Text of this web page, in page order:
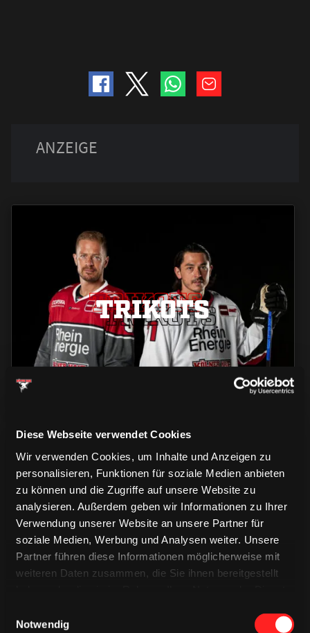
Diese Webseite verwendet Cookies
Wir verwenden Cookies, um Inhalte und Anzeigen zu
personalisieren, Funktionen für soziale Medien anbieten
zu können und die Zugriffe auf unsere Website zu
analysieren. Außerdem geben wir Informationen zu Ihrer
Verwendung unserer Website an unsere Partner für
soziale Medien, Werbung und Analysen weiter. Unsere
Partner führen diese Informationen möglicherweise mit
weiteren Daten zusammen, die Sie ihnen bereitgestellt
Notwendig
TRIKOTS
TRIKOTS
TRIKOTS
CAPS & CO
CAPS & CO
CAPS & CO